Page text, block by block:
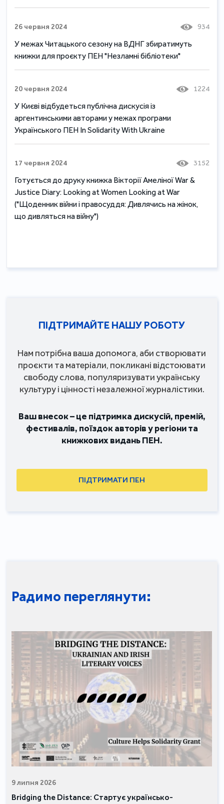
26 червня 2024 934
У межах Читацького сезону на ВДНГ збиратимуть
книжки для проєкту ПЕН "Незламні бібліотеки"
20 червня 2024 1224
У Києві відбудеться публічна дискусія із
аргентинськими авторами у межах програми
Українського ПЕН In Solidarity With Ukraine
17 червня 2024 3152
Готується до друку книжка Вікторії Амеліної War &
Justice Diary: Looking at Women Looking at War
("Щоденник війни і правосуддя: Дивлячись на жінок,
що дивляться на війну")
ПІДТРИМАЙТЕ НАШУ РОБОТУ
Нам потрібна ваша допомога, аби створювати
проєкти та матеріали, покликані відстоювати
свободу слова, популяризувати українську
культуру і цінності незалежної журналістики.
Ваш внесок – це підтримка дискусій, премій,
фестивалів, поїздок авторів у регіони та
книжкових видань ПЕН.
ПІДТРИМАТИ ПЕН
Радимо переглянути:
9 липня 2026
Bridging the Distance: Стартує українсько-